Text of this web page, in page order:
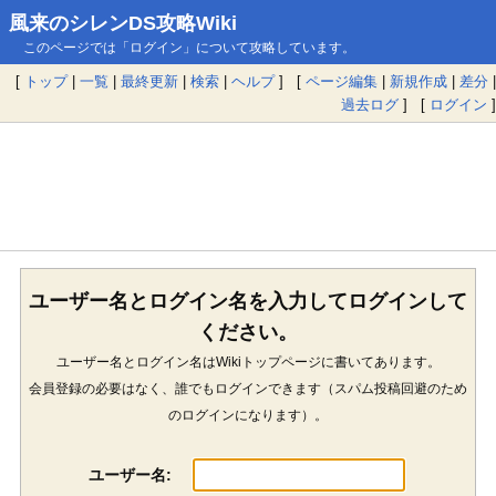
風来のシレンDS攻略Wiki
このページでは「ログイン」について攻略しています。
[ トップ| 一覧 | 最終更新 | 検索 | ヘルプ] [ ページ編集 | 新規作成 | 差分 |
過去ログ ] [ ログイン ]
ユーザー名とログイン名を入力してログインして
ください。
ユーザー名とログイン名はWikiトップページに書いてあります。
会員登録の必要はなく、誰でもログインできます（スパム投稿回避のため
のログインになります）。
ユーザー名: